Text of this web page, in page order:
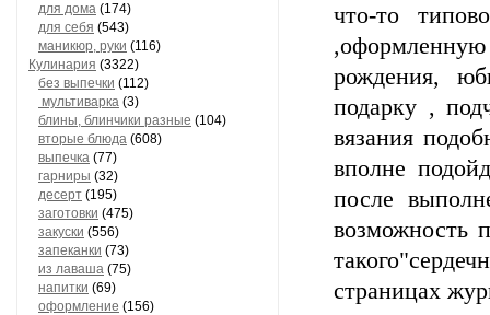
для дома (174)
для себя (543)
маникюр, руки (116)
Кулинария (3322)
без выпечки (112)
мультиварка (3)
блины, блинчики разные (104)
вторые блюда (608)
выпечка (77)
гарниры (32)
десерт (195)
заготовки (475)
закуски (556)
запеканки (73)
из лаваша (75)
напитки (69)
оформление (156)
что-то
рождения,
подарку ,
вязания
вполне
после
возможность
страницах